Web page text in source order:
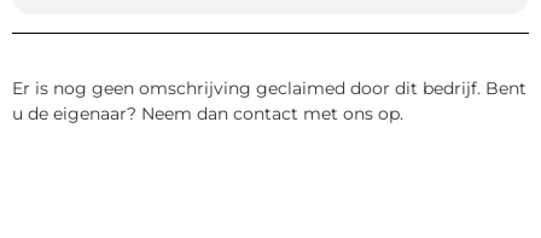
Er is nog geen omschrijving geclaimed door dit bedrijf. Bent
u de eigenaar? Neem dan contact met ons op.